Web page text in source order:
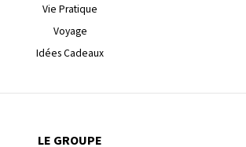
Vie Pratique
Voyage
Idées Cadeaux
LE GROUPE